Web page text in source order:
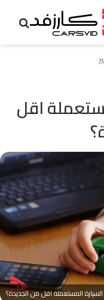
اقل
المستعملة اقل من الجديدة؟